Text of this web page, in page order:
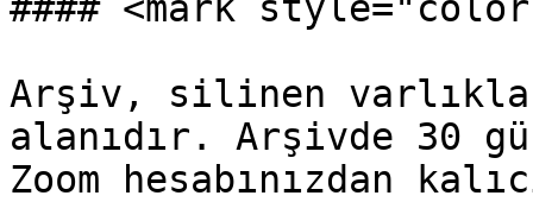
Arşiv, silinen
alanıdır. Arşivde 30
Zoom hesabınızdan